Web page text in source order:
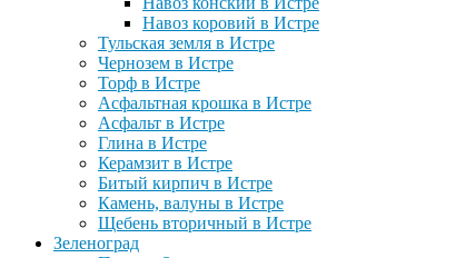
Навоз коровий в Истре
Тульская земля в Истре
Чернозем в Истре
Торф в Истре
Асфальтная крошка в Истре
Асфальт в Истре
Глина в Истре
Керамзит в Истре
Битый кирпич в Истре
Камень, валуны в Истре
Щебень вторичный в Истре
Зеленоград